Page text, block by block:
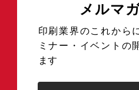
メルマ
印刷業界のこれから
ミナー・イベントの
ます